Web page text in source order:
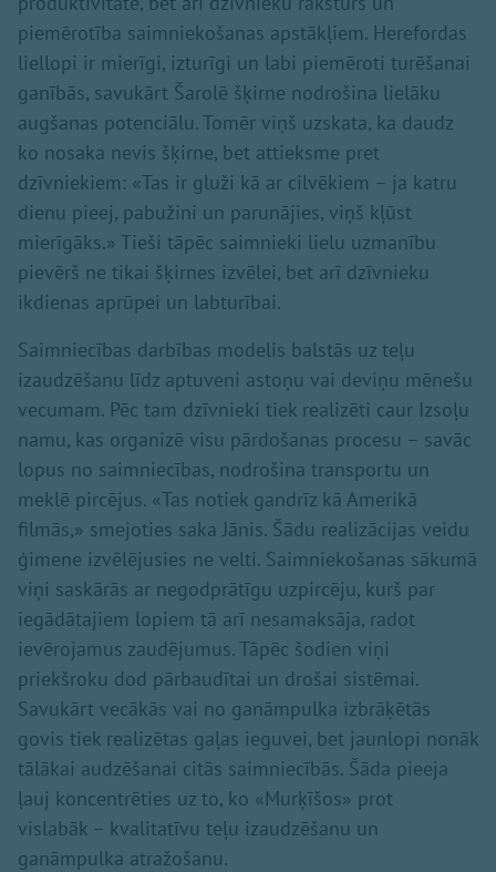
piemērotība saimniekošanas apstākļiem. Herefordas
liellopi ir mierīgi, izturīgi un labi piemēroti turēšanai
ganībās, savukārt Šarolē šķirne nodrošina lielāku
augšanas potenciālu. Tomēr viņš uzskata, ka daudz
ko nosaka nevis šķirne, bet attieksme pret
dzīvniekiem: «Tas ir gluži kā ar cilvēkiem – ja katru
dienu pieej, pabužini un parunājies, viņš kļūst
mierīgāks.» Tieši tāpēc saimnieki lielu uzmanību
pievērš ne tikai šķirnes izvēlei, bet arī dzīvnieku
ikdienas aprūpei un labturībai.
Saimniecības darbības modelis balstās uz teļu
izaudzēšanu līdz aptuveni astoņu vai deviņu mēnešu
vecumam. Pēc tam dzīvnieki tiek realizēti caur Izsoļu
namu, kas organizē visu pārdošanas procesu – savāc
lopus no saimniecības, nodrošina transportu un
meklē pircējus. «Tas notiek gandrīz kā Amerikā
filmās,» smejoties saka Jānis. Šādu realizācijas veidu
ģimene izvēlējusies ne velti. Saimniekošanas sākumā
viņi saskārās ar negodprātīgu uzpircēju, kurš par
iegādātajiem lopiem tā arī nesamaksāja, radot
ievērojamus zaudējumus. Tāpēc šodien viņi
priekšroku dod pārbaudītai un drošai sistēmai.
Savukārt vecākās vai no ganāmpulka izbrāķētās
govis tiek realizētas gaļas ieguvei, bet jaunlopi nonāk
tālākai audzēšanai citās saimniecībās. Šāda pieeja
ļauj koncentrēties uz to, ko «Murķīšos» prot
vislabāk – kvalitatīvu teļu izaudzēšanu un
ganāmpulka atražošanu.